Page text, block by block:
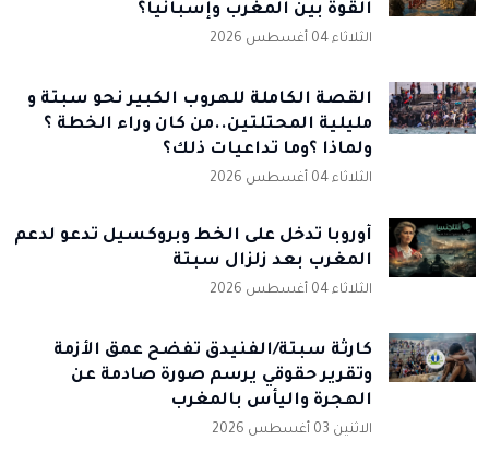
القوة بين المغرب وإسبانيا؟
الثلاثاء 04 أغسطس 2026
القصة الكاملة للهروب الكبير نحو سبتة و
مليلية المحتلتين..من كان وراء الخطة ؟
ولماذا ؟وما تداعيات ذلك؟
الثلاثاء 04 أغسطس 2026
أوروبا تدخل على الخط وبروكسيل تدعو لدعم
المغرب بعد زلزال سبتة
الثلاثاء 04 أغسطس 2026
كارثة سبتة/الفنيدق تفضح عمق الأزمة
وتقرير حقوقي يرسم صورة صادمة عن
الهجرة واليأس بالمغرب
الاثنين 03 أغسطس 2026